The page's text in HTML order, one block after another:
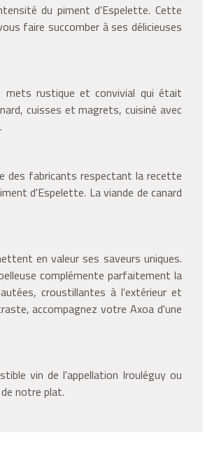
du piment d'Espelette. Cette
faire succomber à ses délicieuses
mets rustique et convivial qui était
cuisses et magrets, cuisiné avec
des fabricants respectant la recette
d'Espelette. La viande de canard
en valeur ses saveurs uniques.
complémente parfaitement la
croustillantes à l'extérieur et
accompagnez votre Axoa d'une
vin de l'appellation Irouléguy ou
notre plat.